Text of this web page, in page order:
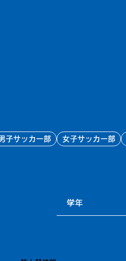
子サッカー部 女子サッカー部